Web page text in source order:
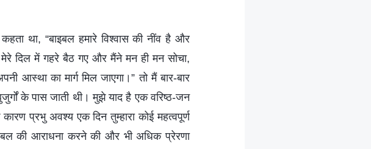
था, “बाइबल हमारे विश्वास की नींव है और
दिल में गहरे बैठ गए और मैंने मन ही मन सोचा,
आस्था का मार्ग मिल जाएगा।” तो मैं बार-बार
के पास जाती थी। मुझे याद है एक वरिष्ठ-जन
प्रभु अवश्य एक दिन तुम्हारा कोई महत्वपूर्ण
की आराधना करने की और भी अधिक प्रेरणा